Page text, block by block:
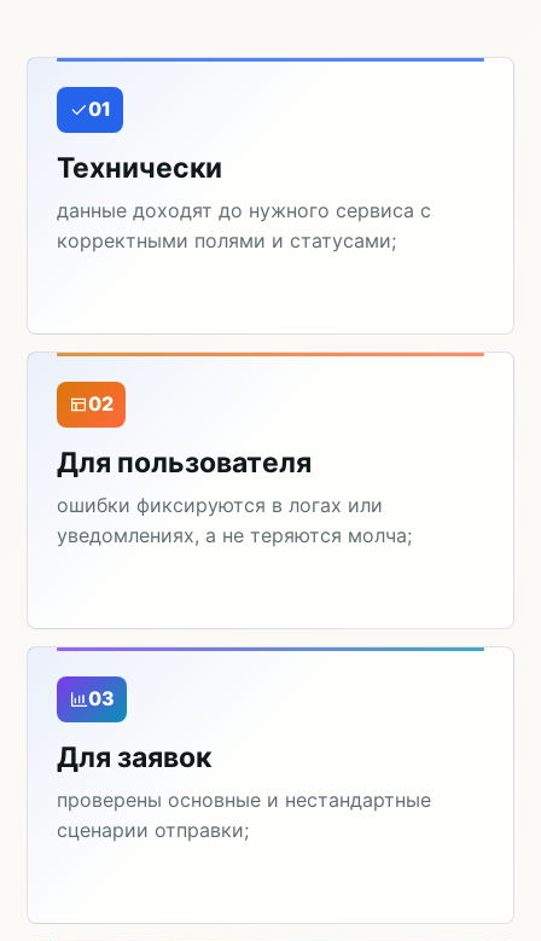
01
Технически
данные доходят до нужного сервиса с
корректными полями и статусами;
02
Для пользователя
ошибки фиксируются в логах или
уведомлениях, а не теряются молча;
03
Для заявок
проверены основные и нестандартные
сценарии отправки;